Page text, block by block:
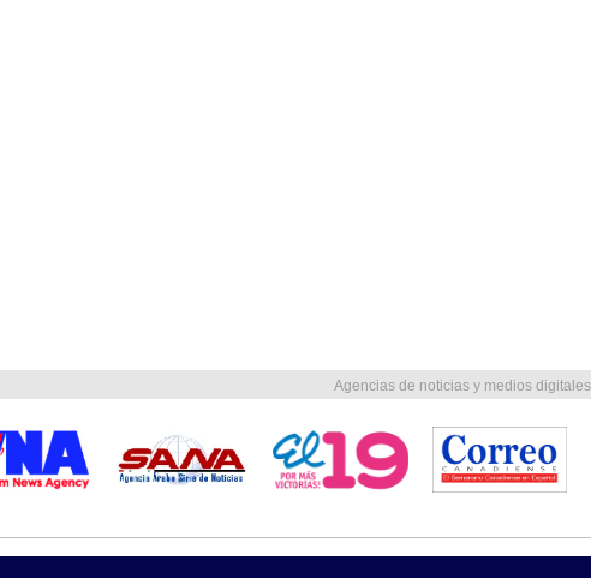
Agencias de noticias y medios digitales